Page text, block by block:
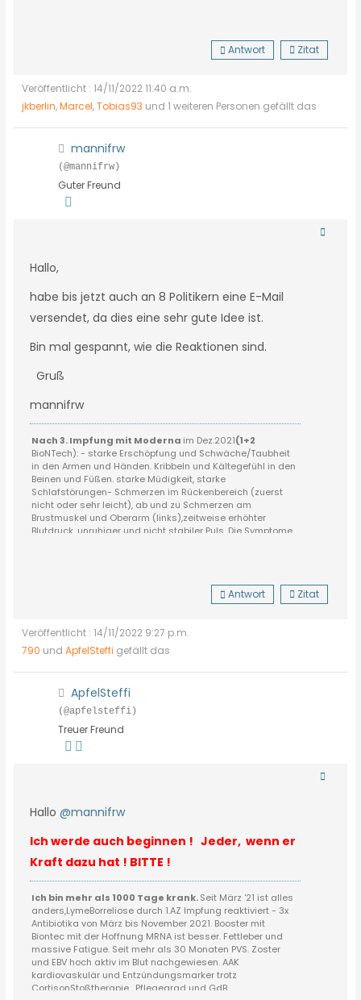
Antwort Zitat
Veröffentlicht : 14/11/2022 11:40 a.m.
jkberlin,Marcel,Tobias93 und 1 weiteren Personen gefällt das
mannifrw
(@mannifrw)
Guter Freund
Hallo,
habe bis jetzt auch an 8 Politikern eine E-Mail
versendet, da dies eine sehr gute Idee ist.
Bin mal gespannt, wie die Reaktionen sind.
Gruß
mannifrw
Nach 3. Impfung mit Moderna im Dez.2021(1+2
BioNTech):- starke Erschöpfung und Schwäche/Taubheit
in den Armen und Händen. Kribbeln und Kältegefühl in den
Beinen und Füßen. starke Müdigkeit, starke
Schlafstörungen- Schmerzen im Rückenbereich (zuerst
nicht oder sehr leicht), ab und zu Schmerzen am
Brustmuskel und Oberarm (links),zeitweise erhöhter
Blutdruck, unruhiger und nicht stabiler Puls. Die Symptome
mit Rückschlägen. Momentan: Noch öfters stärkere
Alle anderen Beschwerden sind
Derzeit keine so richtige Behandlung durch Ärzte
bzw. noch nicht den richtigen gefunden.
Antwort Zitat
Veröffentlicht : 14/11/2022 9:27 p.m.
790 undApfelSteffi gefällt das
ApfelSteffi
(@apfelsteffi)
Treuer Freund
Hallo@mannifrw
Ich werde auch beginnen ! Jeder, wenn er
Kraft dazu hat ! BITTE !
Ich bin mehr als 1000 Tage krank.Seit März '21 ist alles
anders,LymeBorreliose durch 1.AZ Impfung reaktiviert - 3x
Antibiotika von März bis November 2021. Booster mit
Biontec mit der Hoffnung MRNA ist besser. Fettleber und
massive Fatigue. Seit mehr als 30 Monaten PVS. Zoster
und EBV hoch aktiv im Blut nachgewiesen. AAK
kardiovaskulär und Entzündungsmarker trotz
CortisonStoßtherapie....Pflegegrad und GdB....